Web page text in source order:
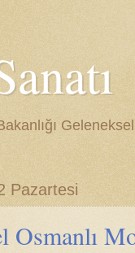
Pazartesi
Osmanlı